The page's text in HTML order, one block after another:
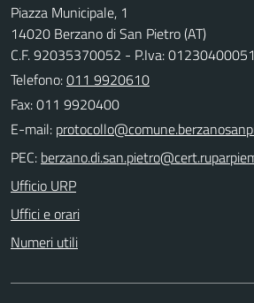
Piazza Municipale, 1
14020 Berzano di San Pietro (AT)
C.F. 92035370052 - P.Iva: 01230400051
Telefono:011 9920610
Fax: 011 9920400
E-mail:
PEC:
Ufficio URP
Uffici e orari
Numeri utili